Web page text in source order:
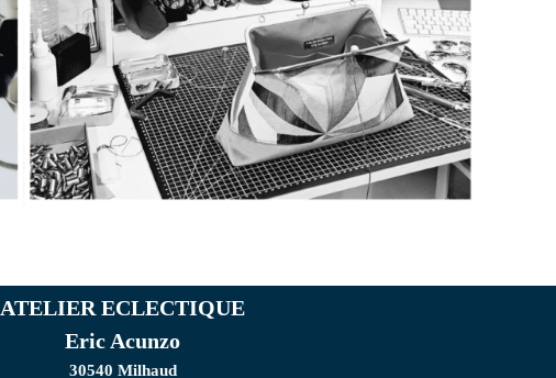
ATELIER ECLECTIQUE
Eric Acunzo
30540 Milhaud